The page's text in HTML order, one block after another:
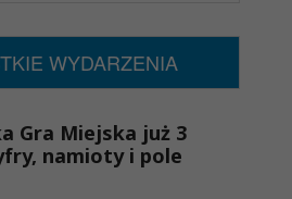
WYDARZENIA
Gra Miejska już 3
namioty i pole